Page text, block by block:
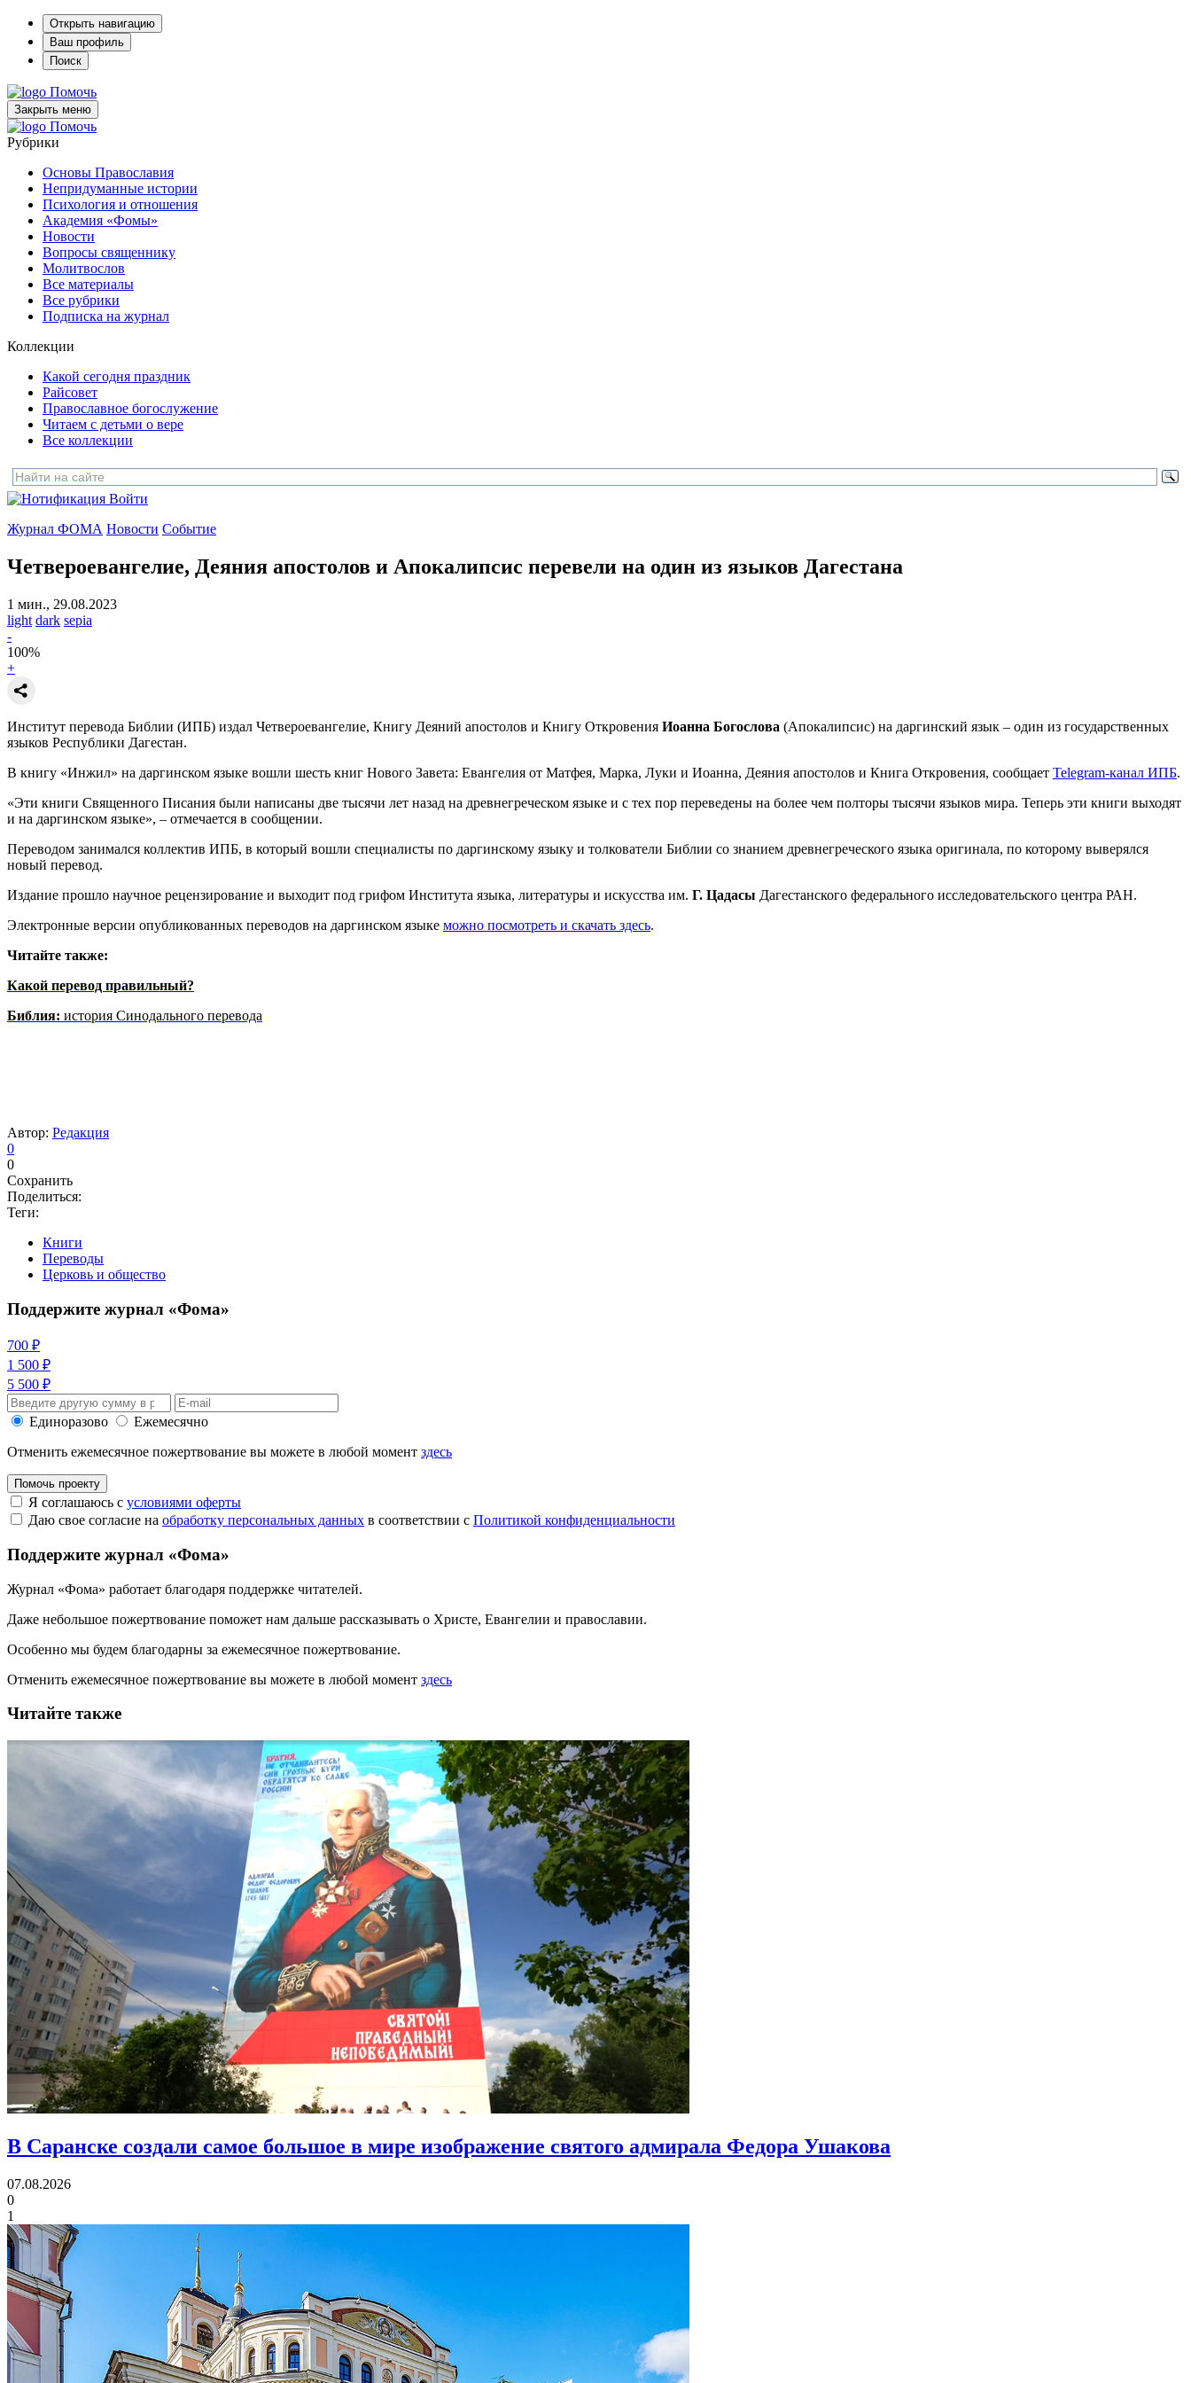
Открыть навигацию
Ваш профиль
Поиск
Помочь
Закрыть меню
Помочь
Рубрики
Основы Православия
Непридуманные истории
Психология и отношения
Академия «Фомы»
Новости
Вопросы священнику
Молитвослов
Все материалы
Все рубрики
Подписка на журнал
Коллекции
Какой сегодня праздник
Райсовет
Православное богослужение
Читаем с детьми о вере
Все коллекции
Войти
Журнал ФОМА Новости Событие
Четвероевангелие, Деяния апостолов и Апокалипсис перевели на один из языков Дагестана
1 мин., 29.08.2023
light dark sepia
-
100%
+
Институт перевода Библии (ИПБ) издал Четвероевангелие, Книгу Деяний апостолов и Книгу Откровения Иоанна Богослова (Апокалипсис) на даргинский язык – один из государственных
языков Республики Дагестан.
В книгу «Инжил» на даргинском языке вошли шесть книг Нового Завета: Евангелия от Матфея, Марка, Луки и Иоанна, Деяния апостолов и Книга Откровения, сообщает Telegram-канал ИПБ.
«Эти книги Священного Писания были написаны две тысячи лет назад на древнегреческом языке и с тех пор переведены на более чем полторы тысячи языков мира. Теперь эти книги выходят
и на даргинском языке», – отмечается в сообщении.
Переводом занимался коллектив ИПБ, в который вошли специалисты по даргинскому языку и толкователи Библии со знанием древнегреческого языка оригинала, по которому выверялся
новый перевод.
Издание прошло научное рецензирование и выходит под грифом Института языка, литературы и искусства им. Г. Цадасы Дагестанского федерального исследовательского центра РАН.
Электронные версии опубликованных переводов на даргинском языке можно посмотреть и скачать здесь.
Читайте также:
Какой перевод правильный?
Библия: история Синодального перевода
Автор: Редакция
0
0
Сохранить
Поделиться:
Теги:
Книги
Переводы
Церковь и общество
Поддержите журнал «Фома»
700 ₽
1 500 ₽
5 500 ₽
Единоразово
Ежемесячно
Отменить ежемесячное пожертвование вы можете в любой момент здесь
Помочь проекту
Я соглашаюсь с условиями оферты
Даю свое согласие на обработку персональных данных в соответствии с Политикой конфиденциальности
Поддержите журнал «Фома»
Журнал «Фома» работает благодаря поддержке читателей.
Даже небольшое пожертвование поможет нам дальше рассказывать о Христе, Евангелии и православии.
Особенно мы будем благодарны за ежемесячное пожертвование.
Отменить ежемесячное пожертвование вы можете в любой момент здесь
Читайте также
В Саранске создали самое большое в мире изображение святого адмирала Федора Ушакова
07.08.2026
0
1